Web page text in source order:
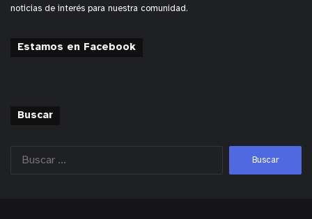
noticias de interés para nuestra comunidad.
Estamos en Facebook
Buscar